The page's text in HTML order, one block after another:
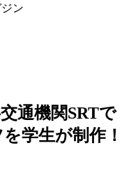
ン
通機関SRTで
学生が制作！